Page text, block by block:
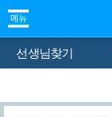
선생님찾기